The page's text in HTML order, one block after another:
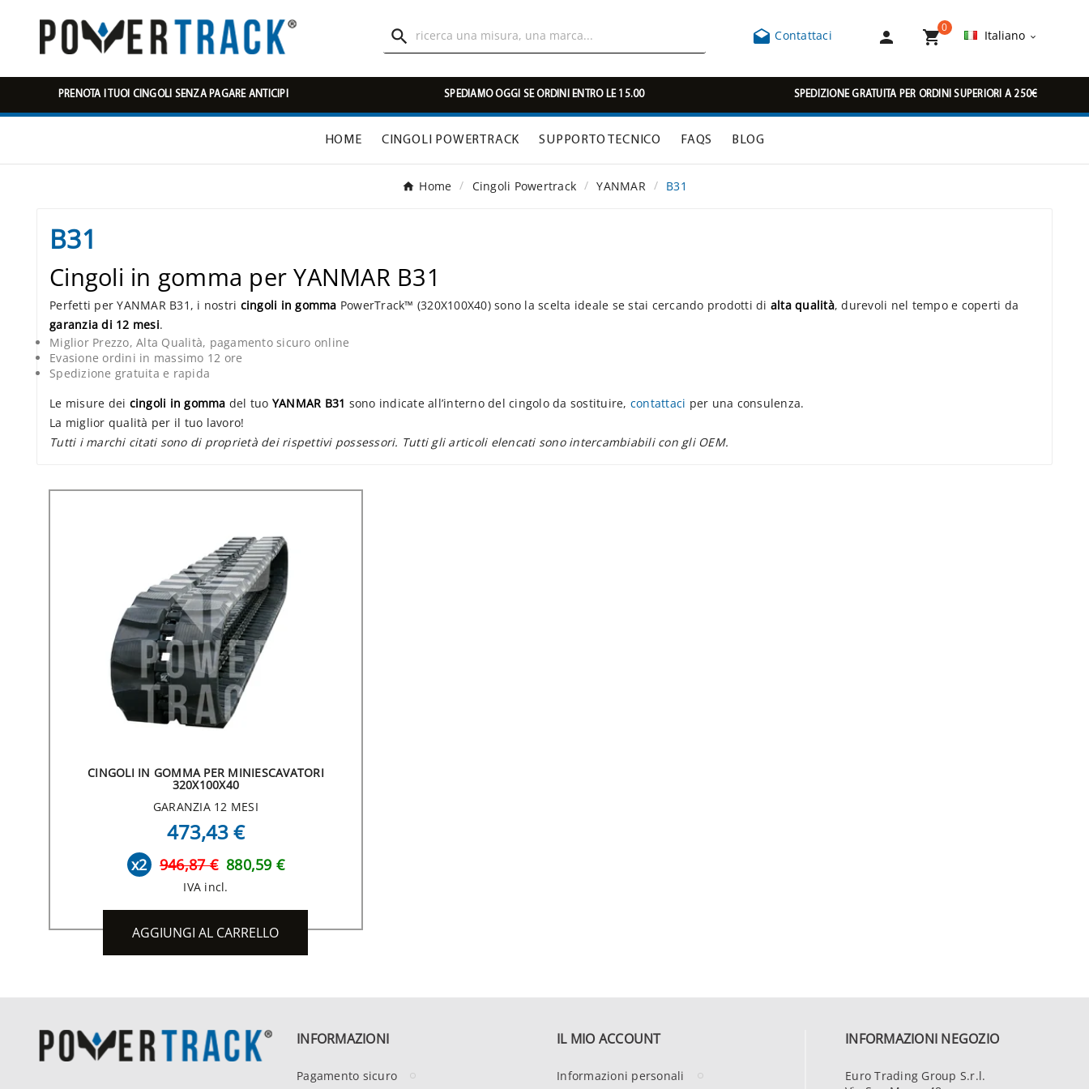
  Contattaci  
0
Italiano 
PRENOTA I TUOI CINGOLI SENZA PAGARE ANTICIPI SPEDIAMO OGGI SE ORDINI ENTRO LE 15.00 SPEDIZIONE GRATUITA PER ORDINI SUPERIORI A 250€
HOME CINGOLI POWERTRACK SUPPORTO TECNICO FAQS BLOG
Home Cingoli Powertrack YANMAR B31
B31
Cingoli in gomma per YANMAR B31
Perfetti per YANMAR B31, i nostri cingoli in gomma PowerTrack™ (320X100X40) sono la scelta ideale se stai cercando prodotti di alta qualità, durevoli nel tempo e coperti da
garanzia di 12 mesi.
Miglior Prezzo, Alta Qualità, pagamento sicuro online
Evasione ordini in massimo 12 ore
Spedizione gratuita e rapida
Le misure dei cingoli in gomma del tuo YANMAR B31 sono indicate all’interno del cingolo da sostituire, contattaci per una consulenza.
La miglior qualità per il tuo lavoro!
Tutti i marchi citati sono di proprietà dei rispettivi possessori. Tutti gli articoli elencati sono intercambiabili con gli OEM.
CINGOLI IN GOMMA PER MINIESCAVATORI
320X100X40
GARANZIA 12 MESI
473,43 €
x2 946,87 € 880,59 €
IVA incl.
AGGIUNGI AL CARRELLO
INFORMAZIONI
Pagamento sicuro
IL MIO ACCOUNT
Informazioni personali
INFORMAZIONI NEGOZIO
Euro Trading Group S.r.l.